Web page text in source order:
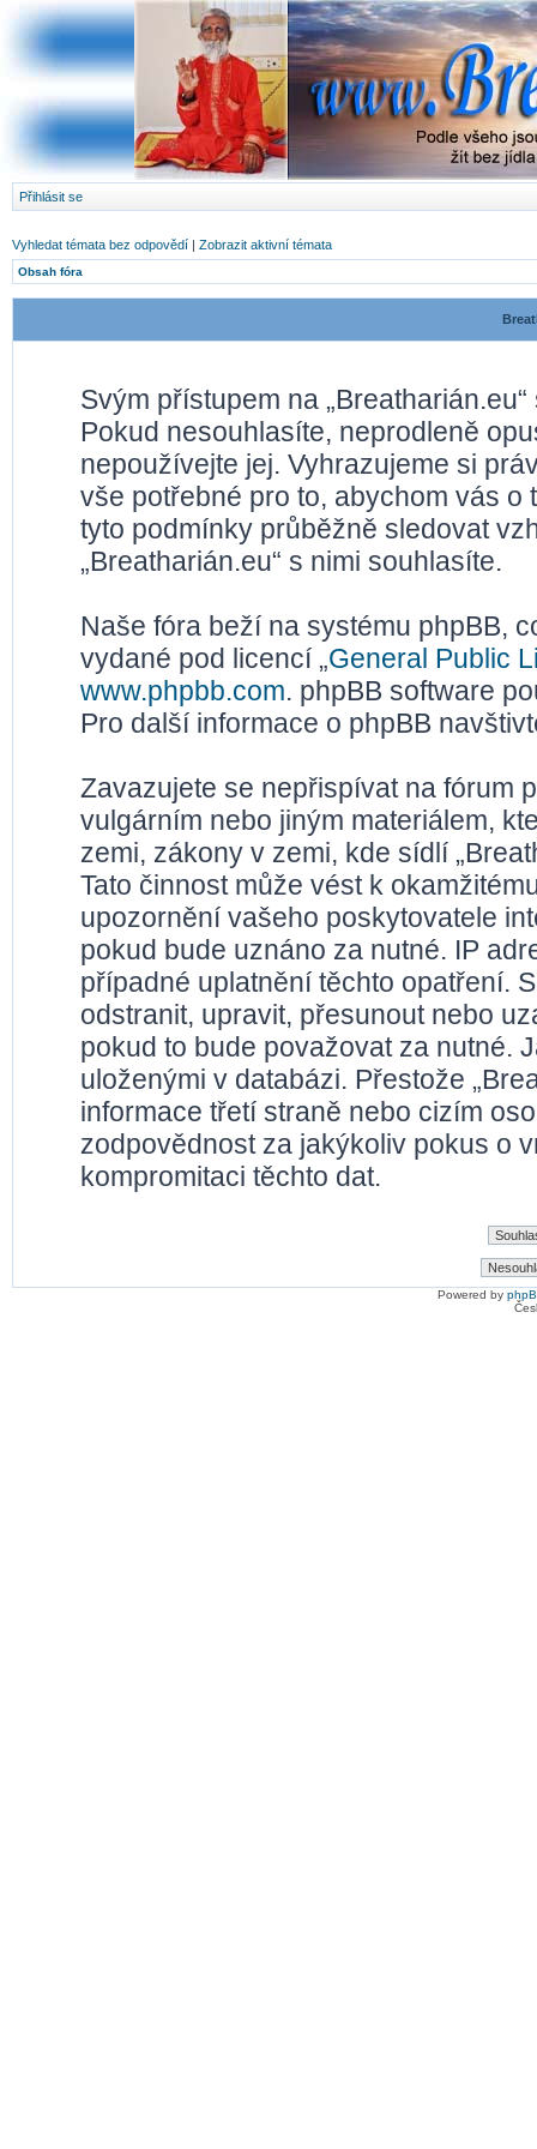
Přihlásit se
Vyhledat témata bez odpovědí | Zobrazit aktivní témata
Obsah fóra
Svým přístupem na
Pokud nesouhlasíte, neprodleně
nepoužívejte jej. Vyhrazujeme si
vše potřebné pro to, abychom vás o
tyto podmínky průběžně sledovat
„Breatharián.eu“ s nimi souhlasíte.
Naše fóra beží na systému phpBB,
vydané pod licencí „General Public
www.phpbb.com. phpBB software
Pro další informace o phpBB
Zavazujete se nepřispívat na fórum
vulgárním nebo jiným materiálem,
zemi, zákony v zemi, kde sídlí
Tato činnost může vést k
upozornění vašeho poskytovatele
pokud bude uznáno za nutné. IP
případné uplatnění těchto opatření.
odstranit, upravit, přesunout nebo
pokud to bude považovat za nutné.
uloženými v databázi. Přestože
informace třetí straně nebo cizím
zodpovědnost za jakýkoliv pokus o
kompromitaci těchto dat.
Powered by